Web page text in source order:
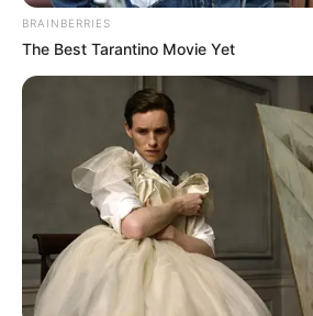
BRAINBERRIES
The Best Tarantino Movie Yet